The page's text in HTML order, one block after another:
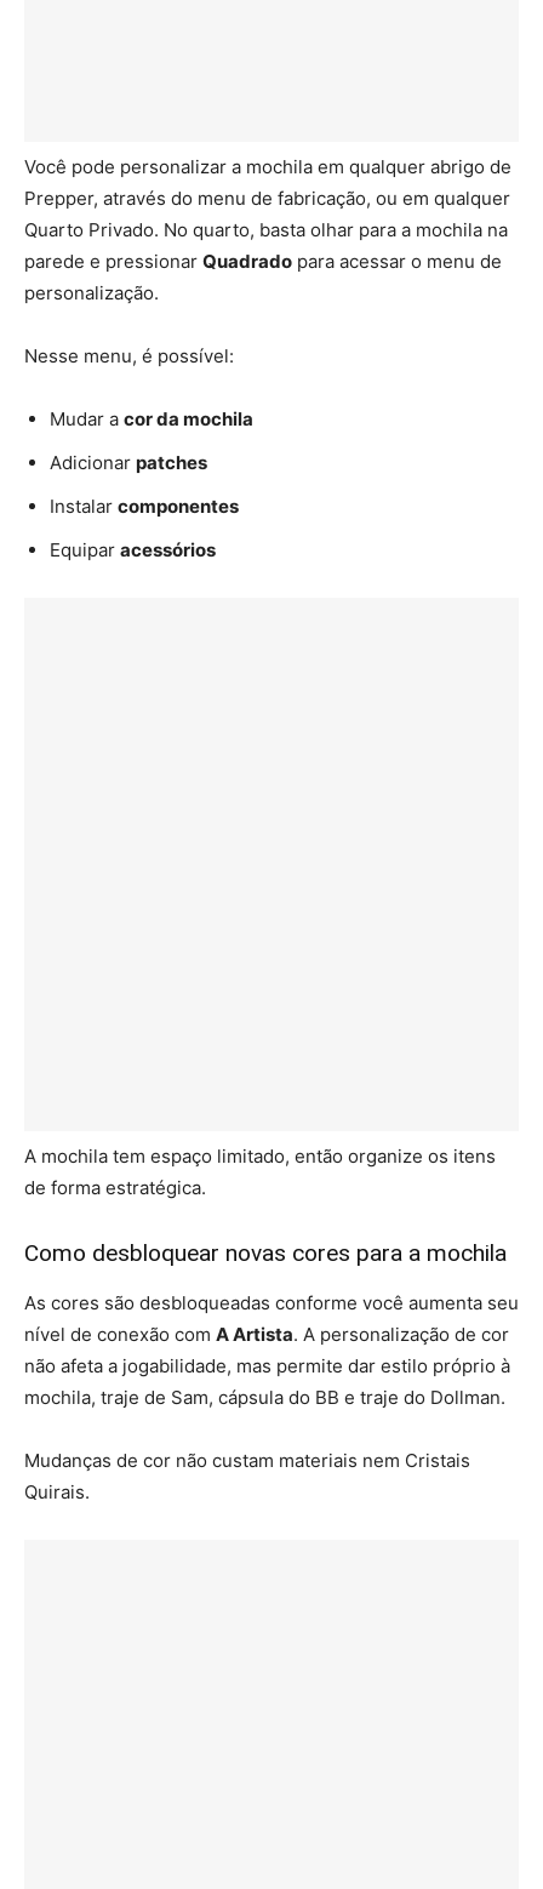
Você pode personalizar a mochila em qualquer abrigo de
Prepper, através do menu de fabricação, ou em qualquer
Quarto Privado. No quarto, basta olhar para a mochila na
parede e pressionar Quadrado para acessar o menu de
personalização.
Nesse menu, é possível:
Mudar a cor da mochila
Adicionar patches
Instalar componentes
Equipar acessórios
A mochila tem espaço limitado, então organize os itens
de forma estratégica.
Como desbloquear novas cores para a mochila
As cores são desbloqueadas conforme você aumenta seu
nível de conexão com A Artista. A personalização de cor
não afeta a jogabilidade, mas permite dar estilo próprio à
mochila, traje de Sam, cápsula do BB e traje do Dollman.
Mudanças de cor não custam materiais nem Cristais
Quirais.